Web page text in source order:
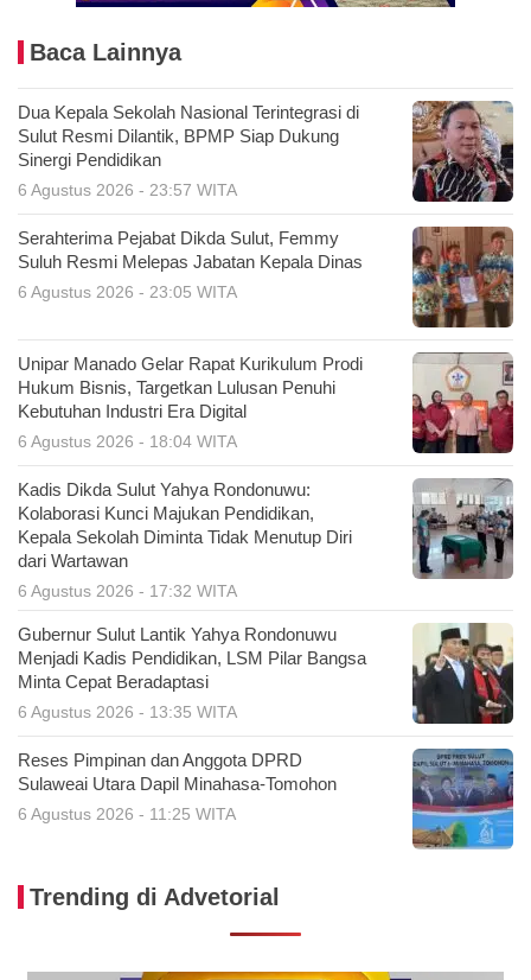
Baca Lainnya
Dua Kepala Sekolah Nasional Terintegrasi di
Sulut Resmi Dilantik, BPMP Siap Dukung
Sinergi Pendidikan
6 Agustus 2026 - 23:57 WITA
Serahterima Pejabat Dikda Sulut, Femmy
Suluh Resmi Melepas Jabatan Kepala Dinas
6 Agustus 2026 - 23:05 WITA
Unipar Manado Gelar Rapat Kurikulum Prodi
Hukum Bisnis, Targetkan Lulusan Penuhi
Kebutuhan Industri Era Digital
6 Agustus 2026 - 18:04 WITA
Kadis Dikda Sulut Yahya Rondonuwu:
Kolaborasi Kunci Majukan Pendidikan,
Kepala Sekolah Diminta Tidak Menutup Diri
dari Wartawan
6 Agustus 2026 - 17:32 WITA
Gubernur Sulut Lantik Yahya Rondonuwu
Menjadi Kadis Pendidikan, LSM Pilar Bangsa
Minta Cepat Beradaptasi
6 Agustus 2026 - 13:35 WITA
Reses Pimpinan dan Anggota DPRD
Sulaweai Utara Dapil Minahasa-Tomohon
6 Agustus 2026 - 11:25 WITA
Trending di Advetorial